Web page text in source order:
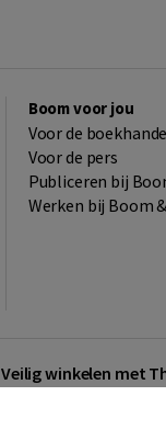
Boom voor jou
Voor de
Voor de pers
Publiceren bij
Werken bij Boom
Veilig winkelen met